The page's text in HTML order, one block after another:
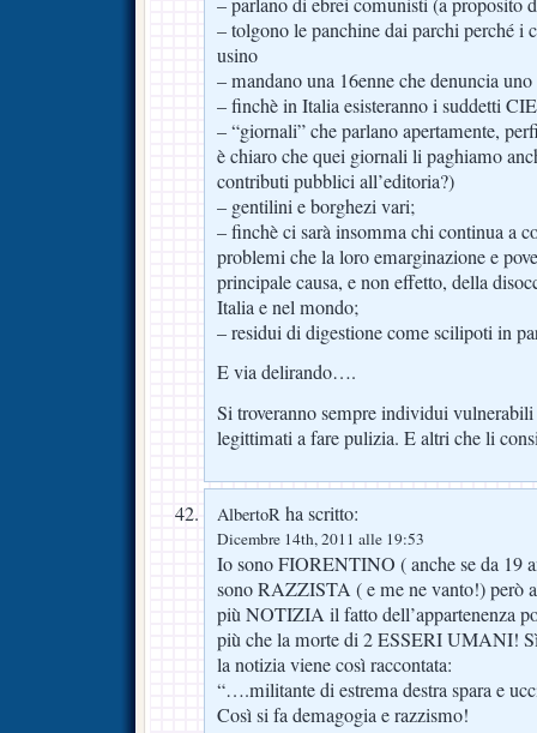
– tolgono le panchine dai parchi perché i
usino
– mandano una 16enne che denuncia
– finchè in Italia esisteranno i suddetti
– “giornali” che parlano apertamente,
è chiaro che quei giornali li paghiamo
contributi pubblici all’editoria?)
– gentilini e borghezi vari;
– finchè ci sarà insomma chi continua a
problemi che la loro emarginazione e
principale causa, e non effetto, della
Italia e nel mondo;
– residui di digestione come scilipoti in
E via delirando….
Si troveranno sempre individui
legittimati a fare pulizia. E altri che li
AlbertoR ha scritto:
Dicembre 14th, 2011 alle 19:53
Io sono FIORENTINO ( anche se da 19
sono RAZZISTA ( e me ne vanto!) però
più NOTIZIA il fatto dell’appartenenza
più che la morte di 2 ESSERI UMANI!
la notizia viene così raccontata:
“….militante di estrema destra spara e
Così si fa demagogia e razzismo!